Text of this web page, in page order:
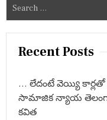
a
Recent Posts
… లేదంటే వెయ్యి కార్లతో
సామాజిక న్యాయ తెలంగాణ
కవిత